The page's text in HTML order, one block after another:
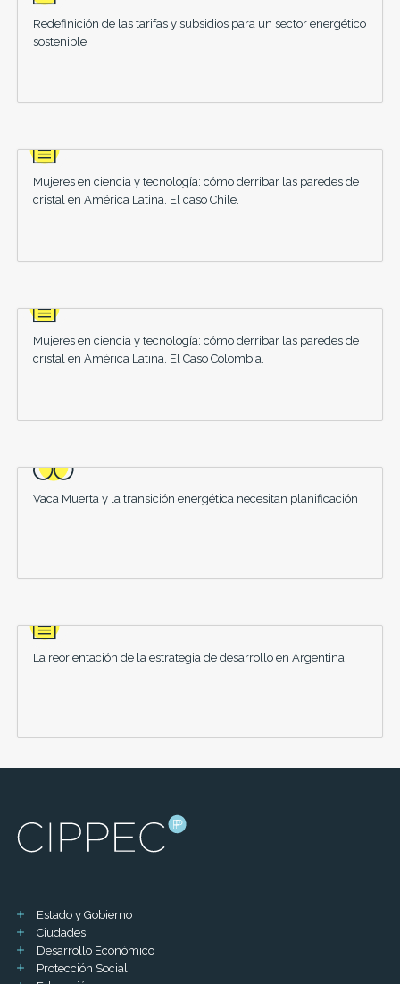
Redefinición de las tarifas y subsidios para un sector energético
sostenible
Mujeres en ciencia y tecnología: cómo derribar las paredes de
cristal en América Latina. El caso Chile.
Mujeres en ciencia y tecnología: cómo derribar las paredes de
cristal en América Latina. El Caso Colombia.
Vaca Muerta y la transición energética necesitan planificación
La reorientación de la estrategia de desarrollo en Argentina
Estado y Gobierno
Ciudades
Desarrollo Económico
Protección Social